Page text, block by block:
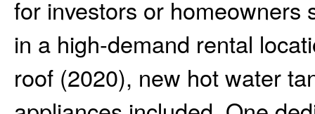
for investors or homeowners
in a high-demand rental
roof (2020), new hot water